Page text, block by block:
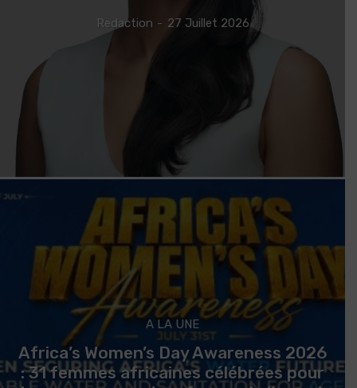
Redaction - 27 Juillet 2026
A LA UNE
Africa’s Women’s Day Awareness 2026
: 31 femmes africaines célébrées pour